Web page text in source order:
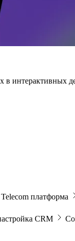
в интерактивных
Telecom платформа
CRM